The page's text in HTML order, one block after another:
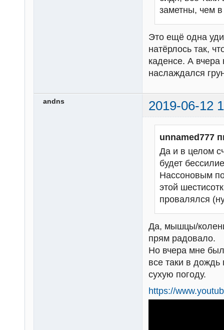
заметны, чем
Это ещё одна
натёрлось так,
каденсе. А
наслаждался
andns 2019-06-12
unnamed777
Да и в целом
будет
Нассоновым
этой
провалялся
Да, мышцы/
прям радовало.
Но вчера мне
все таки в
сухую погоду.
https://